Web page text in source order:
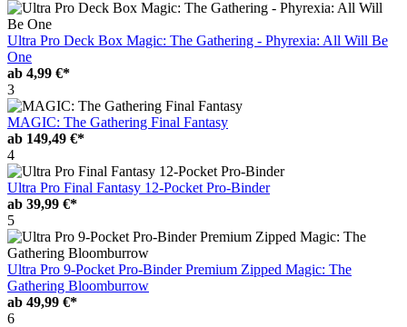
Ultra Pro Deck Box Magic: The Gathering - Phyrexia: All Will Be
One
ab 4,99 €*
3
MAGIC: The Gathering Final Fantasy
ab 149,49 €*
4
Ultra Pro Final Fantasy 12-Pocket Pro-Binder
ab 39,99 €*
5
Ultra Pro 9-Pocket Pro-Binder Premium Zipped Magic: The
Gathering Bloomburrow
ab 49,99 €*
6